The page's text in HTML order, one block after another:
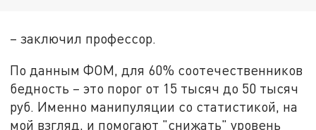
– заключил профессор.
По данным ФОМ, для 60% соотечественников
бедность – это порог от 15 тысяч до 50 тысяч
руб. Именно манипуляции со статистикой, на
мой взгляд, и помогают "снижать" уровень